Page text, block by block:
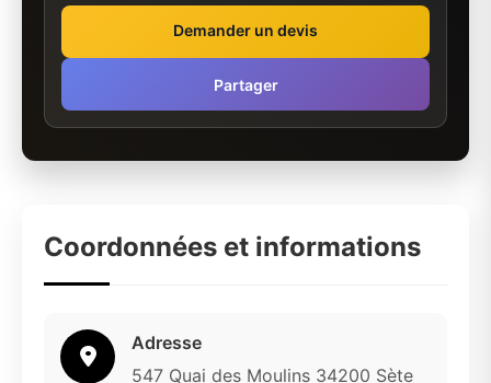
Demander un devis
Partager
Coordonnées et informations
Adresse
547 Quai des Moulins 34200 Sète